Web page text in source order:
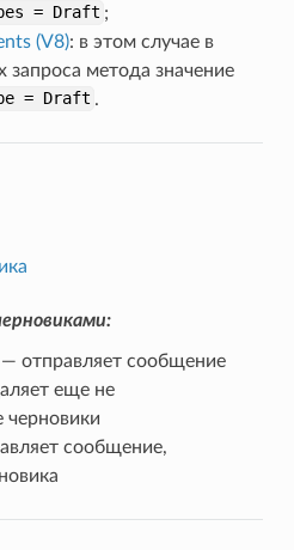
= Draft ;
(V8): в этом случае в
запроса метода значение
= Draft .
отправляет сообщение
еще не
черновики
сообщение,